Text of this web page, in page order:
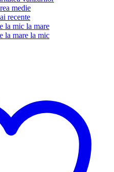
medie
recente
la mic la mare
la mare la mic